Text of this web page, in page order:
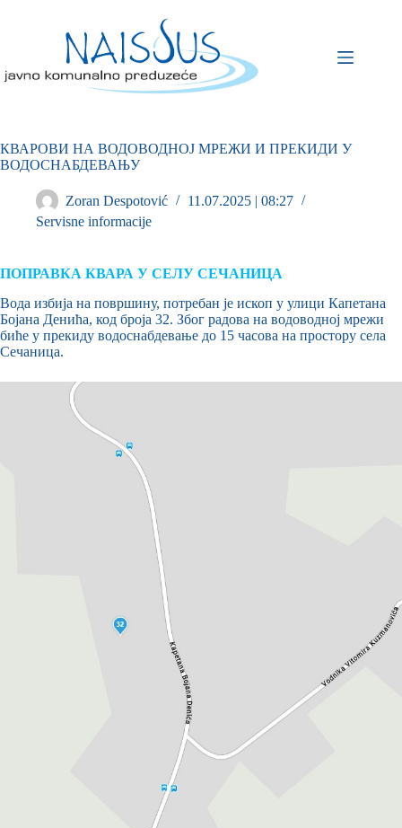
КВАРОВИ НА ВОДОВОДНОЈ МРЕЖИ И ПРЕКИДИ У
ВОДОСНАБДЕВАЊУ
Zoran Despotović
11.07.2025 | 08:27
Servisne informacije
ПОПРАВКА КВАРА У СЕЛУ СЕЧАНИЦА
Вода избија на површину, потребан је ископ у улици Капетана
Бојана Денића, код броја 32. Због радова на водоводној мрежи
биће у прекиду водоснабдевање до 15 часова на простору села
Сечаница.